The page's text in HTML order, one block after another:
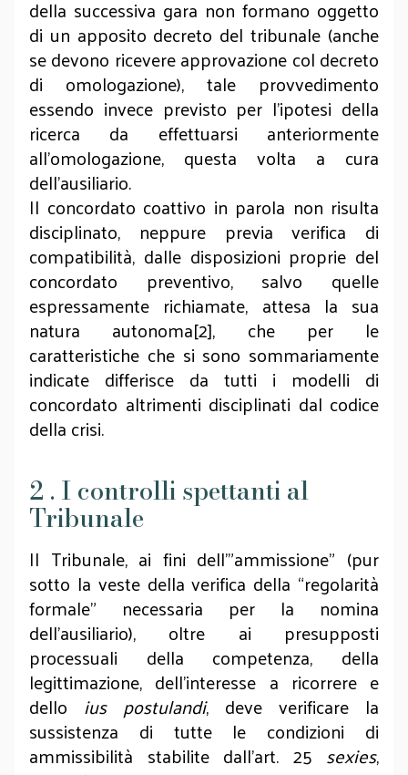
della successiva gara non formano oggetto
di un apposito decreto del tribunale (anche
se devono ricevere approvazione col decreto
di omologazione), tale provvedimento
essendo invece previsto per l’ipotesi della
ricerca da effettuarsi anteriormente
all’omologazione, questa volta a cura
dell’ausiliario.
Il concordato coattivo in parola non risulta
disciplinato, neppure previa verifica di
compatibilità, dalle disposizioni proprie del
concordato preventivo, salvo quelle
espressamente richiamate, attesa la sua
natura autonoma[2], che per le
caratteristiche che si sono sommariamente
indicate differisce da tutti i modelli di
concordato altrimenti disciplinati dal codice
della crisi.
2 . I controlli spettanti al
Tribunale
Il Tribunale, ai fini dell’”ammissione” (pur
sotto la veste della verifica della “regolarità
formale” necessaria per la nomina
dell’ausiliario), oltre ai presupposti
processuali della competenza, della
legittimazione, dell’interesse a ricorrere e
dello ius postulandi, deve verificare la
sussistenza di tutte le condizioni di
ammissibilità stabilite dall’art. 25 sexies,